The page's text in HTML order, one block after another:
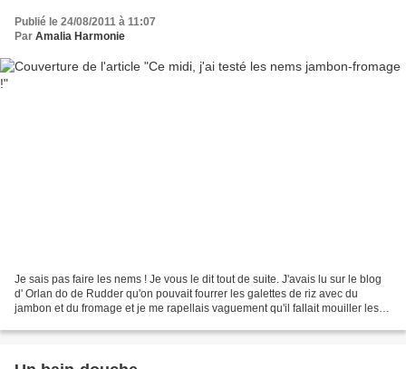
Publié le 24/08/2011 à 11:07
Par Amalia Harmonie
Je sais pas faire les nems ! Je vous le dit tout de suite. J'avais lu sur le blog
d' Orlan do de Rudder qu'on pouvait fourrer les galettes de riz avec du
jambon et du fromage et je me rapellais vaguement qu'il fallait mouiller les